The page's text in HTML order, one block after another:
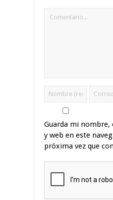
Guarda mi
y web en este
próxima vez que